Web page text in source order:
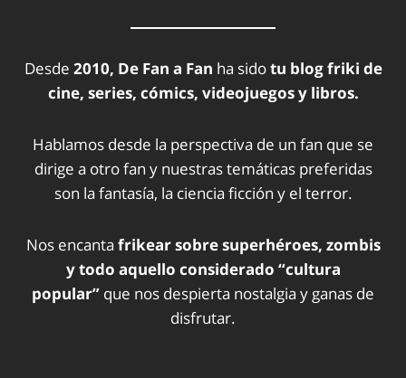
Desde 2010, De Fan a Fan ha sidotu blog friki de
cine, series, cómics, videojuegos y libros.
Hablamos desde la perspectiva de un fan que se
dirige a otro fan y nuestras temáticas preferidas
son la fantasía, la ciencia ficción y el terror.
Nos encanta frikear sobre superhéroes, zombis
y todo aquello considerado “cultura
popular” que nos despierta nostalgia y ganas de
disfrutar.